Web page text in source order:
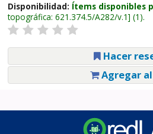
Disponibilidad: Ítems disponibles
topográfica: 621.374.5/A282/v.1 (1).
Hacer
Agregar